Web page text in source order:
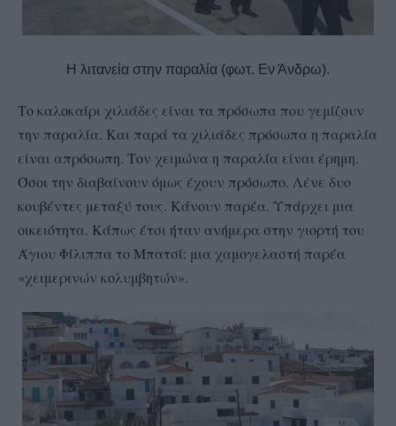
Η λιτανεία στην παραλία (φωτ. Εν Άνδρω).
Το καλοκαίρι χιλιάδες είναι τα πρόσωπα που γεμίζουν
την παραλία. Και παρά τα χιλιάδες πρόσωπα η παραλία
είναι απρόσωπη. Τον χειμώνα η παραλία είναι έρημη.
Όσοι την διαβαίνουν όμως έχουν πρόσωπο. Λένε δυο
κουβέντες μεταξύ τους. Κάνουν παρέα. Υπάρχει μια
οικειότητα. Κάπως έτσι ήταν ανήμερα στην γιορτή του
Άγιου Φίλιππα το Μπατσί: μια χαμογελαστή παρέα
«χειμερινών κολυμβητών».